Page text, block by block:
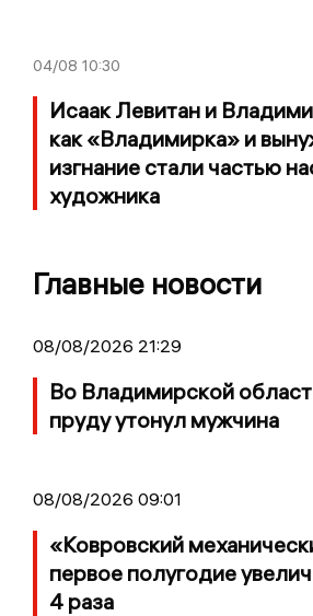
04/08 10:30
Исаак Левитан и
как «Владимирка» и
изгнание стали частью
художника
Главные новости
08/08/2026 21:29
Во Владимирской
пруду утонул мужчина
08/08/2026 09:01
«Ковровский
первое полугодие
4 раза